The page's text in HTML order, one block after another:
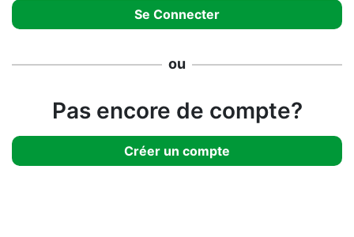
ou
Pas encore de compte?
Créer un compte